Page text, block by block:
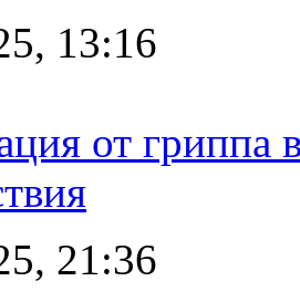
13:16
от гриппа
21:36